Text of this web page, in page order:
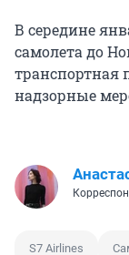
В середине
самолета до
транспортная
надзорные
S7 Airlines